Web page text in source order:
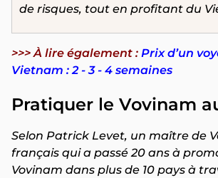
de risques, tout en profitant du
>>> À lire également : Prix d’un
Vietnam : 2 - 3 - 4 semaines
Pratiquer le Vovinam
Selon Patrick Levet, un maître de
français qui a passé 20 ans à
Vovinam dans plus de 10 pays à